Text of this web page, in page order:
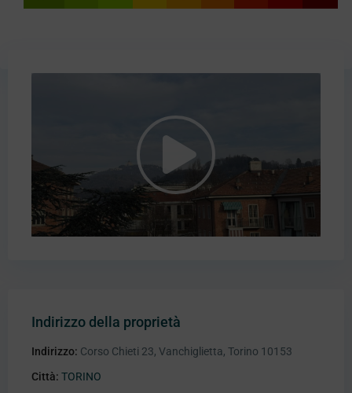
Indirizzo della proprietà
Indirizzo: Corso Chieti 23, Vanchiglietta, Torino 10153
Città: TORINO